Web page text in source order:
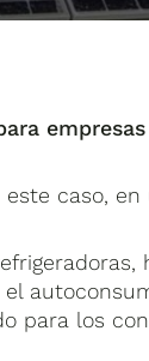
empresas
este caso,
para los